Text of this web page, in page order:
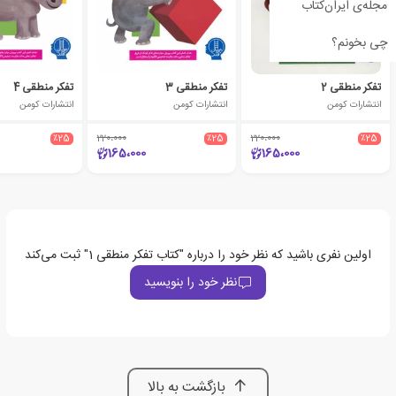
مجله‌ی ایران‌کتاب
چی بخونم؟
تفکر منطقی 2
انتشارات کومن
٪25 220،000
165،000
تفکر منطقی 3
انتشارات کومن
٪25 220،000
165،000
تفکر منطقی 4
انتشارات کومن
٪25
اولین نفری باشید که نظر خود را درباره "کتاب تفکر منطقی 1" ثبت می‌کند
نظر خود را بنویسید
بازگشت به بالا